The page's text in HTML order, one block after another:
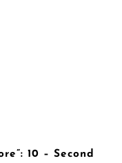
10 – Second